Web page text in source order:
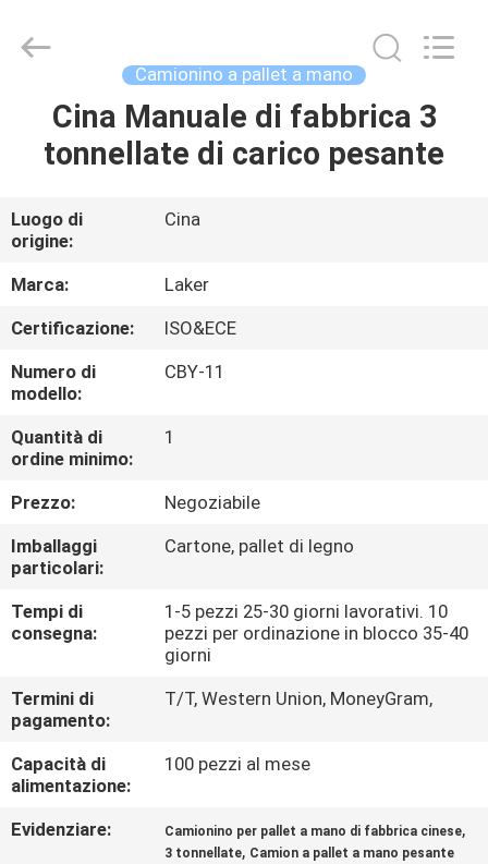
CASA
CHI
SIAMO
FATORY
TOUR
CONTROLLO
DI
QUALITÀ
CONTATTACI
MAPPA
DEL
SITO
LAKER
AUTOPARTS
Camionino a pallet a mano
Cina Manuale di fabbrica 3
tonnellate di carico pesante
Luogo di
origine:
Cina
Marca:
Laker
Certificazione:
ISO&ECE
Numero di
modello:
CBY-11
Quantità di
ordine minimo:
1
Prezzo:
Negoziabile
Imballaggi
particolari:
Cartone, pallet di legno
Tempi di
consegna:
1-5 pezzi 25-30 giorni lavorativi. 10
pezzi per ordinazione in blocco 35-40
giorni
Termini di
pagamento:
T/T, Western Union, MoneyGram,
Capacità di
alimentazione:
100 pezzi al mese
Evidenziare: Camionino per pallet a mano di fabbrica cinese,
3 tonnellate, Camion a pallet a mano pesante